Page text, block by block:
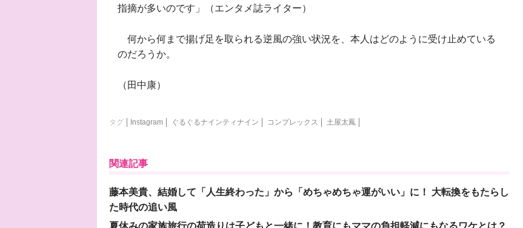
指摘が多いのです」（エンタメ誌ライター）
何から何まで揚げ足を取られる逆風の強い状況を、本人はどのように受け止めている
のだろうか。
（田中康）
タグ Instagram ぐるぐるナインティナイン コンプレックス 土屋太鳳
関連記事
藤本美貴、結婚して「人生終わった」から「めちゃめちゃ運がいい」に！ 大転換をもたらし
た時代の追い風